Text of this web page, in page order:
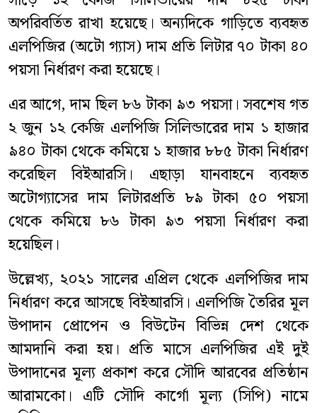
অপরিবর্তিত রাখা হয়েছে। অন্যদিকে গাড়িতে ব্যবহৃত
এলপিজির (অটো গ্যাস) দাম প্রতি লিটার ৭০ টাকা ৪০
পয়সা নির্ধারণ করা হয়েছে।
এর আগে, দাম ছিল ৮৬ টাকা ৯৩ পয়সা। সবশেষ গত
২ জুন ১২ কেজি এলপিজি সিলিন্ডারের দাম ১ হাজার
৯৪০ টাকা থেকে কমিয়ে ১ হাজার ৮৮৫ টাকা নির্ধারণ
করেছিল বিইআরসি। এছাড়া যানবাহনে ব্যবহৃত
অটোগ্যাসের দাম লিটারপ্রতি ৮৯ টাকা ৫০ পয়সা
থেকে কমিয়ে ৮৬ টাকা ৯৩ পয়সা নির্ধারণ করা
হয়েছিল।
উল্লেখ্য, ২০২১ সালের এপ্রিল থেকে এলপিজির দাম
নির্ধারণ করে আসছে বিইআরসি। এলপিজি তৈরির মূল
উপাদান প্রোপেন ও বিউটেন বিভিন্ন দেশ থেকে
আমদানি করা হয়। প্রতি মাসে এলপিজির এই দুই
উপাদানের মূল্য প্রকাশ করে সৌদি আরবের প্রতিষ্ঠান
আরামকো। এটি সৌদি কার্গো মূল্য (সিপি) নামে